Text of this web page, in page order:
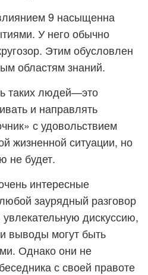
9 насыщенна
У него обычно
Этим обусловлен
областям знаний.
таких людей—это
и направлять
с удовольствием
жизненной ситуации, но
не будет.
интересные
заурядный разговор
дискуссию,
выводы могут быть
Однако они не
с своей правоте